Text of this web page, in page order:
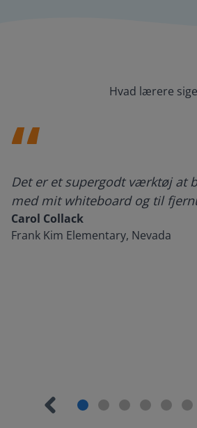
Hvad lærere
Det er et supergodt værktøj at
med mit whiteboard og til
Carol Collack
Frank Kim Elementary, Nevada